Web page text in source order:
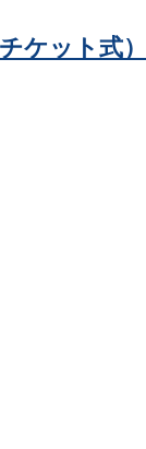
ケット式）